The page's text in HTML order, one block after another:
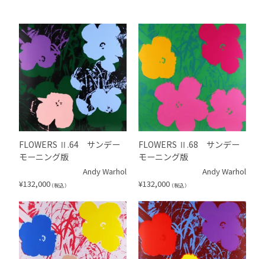
FLOWERS Ⅱ.64 サンデー
モーニング版
Andy Warhol
¥132,000 （税込）
FLOWERS Ⅱ.68 サンデー
モーニング版
Andy Warhol
¥132,000 （税込）